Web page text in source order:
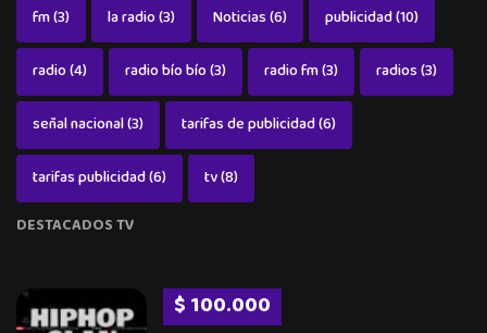
fm(3) la radio(3) Noticias(6) publicidad(10)
radio(4) radio bío bío(3) radio fm(3) radios(3)
señal nacional(3) tarifas de publicidad(6)
tarifas publicidad(6) tv(8)
DESTACADOS TV
$ 100.000